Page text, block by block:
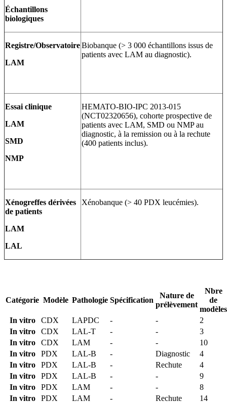
Échantillons
biologiques
Registre/Observatoire
LAM
Biobanque (> 3 000 échantillons issus de
patients avec LAM au diagnostic).
Essai clinique
LAM
SMD
NMP
HEMATO-BIO-IPC 2013-015
(NCT02320656), cohorte prospective de
patients avec LAM, SMD ou NMP au
diagnostic, à la remission ou à la rechute
(400 patients inclus).
Xénogreffes dérivées
de patients
LAM
LAL
Xénobanque (> 40 PDX leucémies).
Catégorie Modèle Pathologie Spécification
Nature de
prélèvement
Nbre
de
modèles
In vitro
CDX LAPDC - -
2
In vitro
CDX LAL-T - -
3
In vitro
CDX LAM - -
10
In vitro
PDX LAL-B - Diagnostic
4
In vitro
PDX LAL-B - Rechute
4
In vitro
PDX LAL-B - -
9
In vitro
PDX LAM - -
8
In vitro
PDX LAM - Rechute
14